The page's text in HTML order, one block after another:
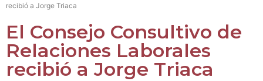
recibió a Jorge Triaca
El Consejo Consultivo de
Relaciones Laborales
recibió a Jorge Triaca